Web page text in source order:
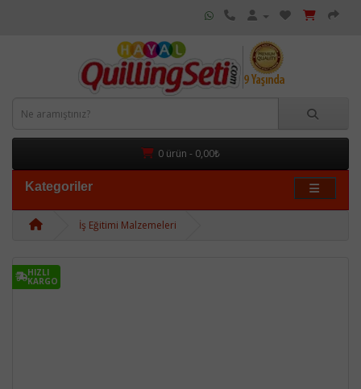
0 ürün - 0,00₺
Kategoriler
İş Eğitimi Malzemeleri
HIZLI
KARGO